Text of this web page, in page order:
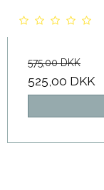
575,00 DKK
525,00 DKK